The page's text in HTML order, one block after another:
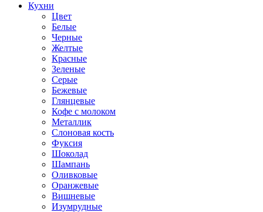
Кухни
Цвет
Белые
Черные
Желтые
Красные
Зеленые
Серые
Бежевые
Глянцевые
Кофе с молоком
Металлик
Слоновая кость
Фуксия
Шоколад
Шампань
Оливковые
Оранжевые
Вишневые
Изумрудные